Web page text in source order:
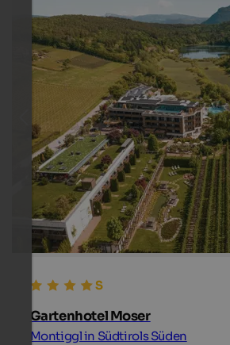
Gartenhotel Moser
Montiggl in Südtirols Süden